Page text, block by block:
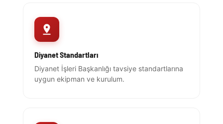
Diyanet Standartları
Diyanet İşleri Başkanlığı tavsiye standartlarına
uygun ekipman ve kurulum.